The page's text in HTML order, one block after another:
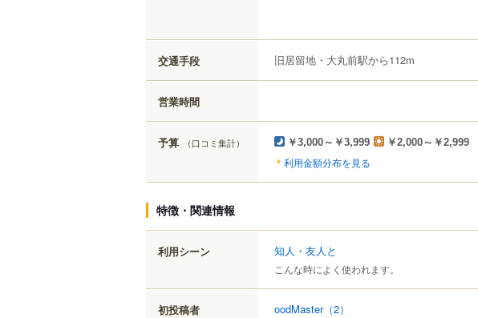
交通手段 旧居留地・大丸前駅から112m
営業時間
予算 （口コミ集計） ￥3,000～￥3,999 ￥2,000～￥2,999
利用金額分布を見る
特徴・関連情報
利用シーン 知人・友人と
こんな時によく使われます。
初投稿者 oodMaster（2）